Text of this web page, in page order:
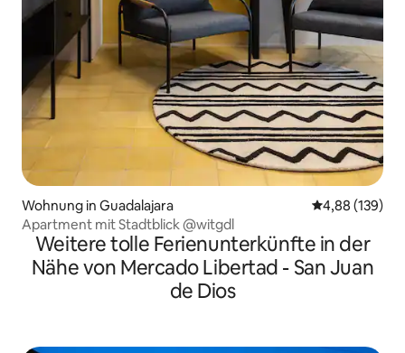
Wohnung in Guadalajara
4,88 (139)
Apartment mit Stadtblick @witgdl
Weitere tolle Ferienunterkünfte in der
Nähe von Mercado Libertad - San Juan
de Dios